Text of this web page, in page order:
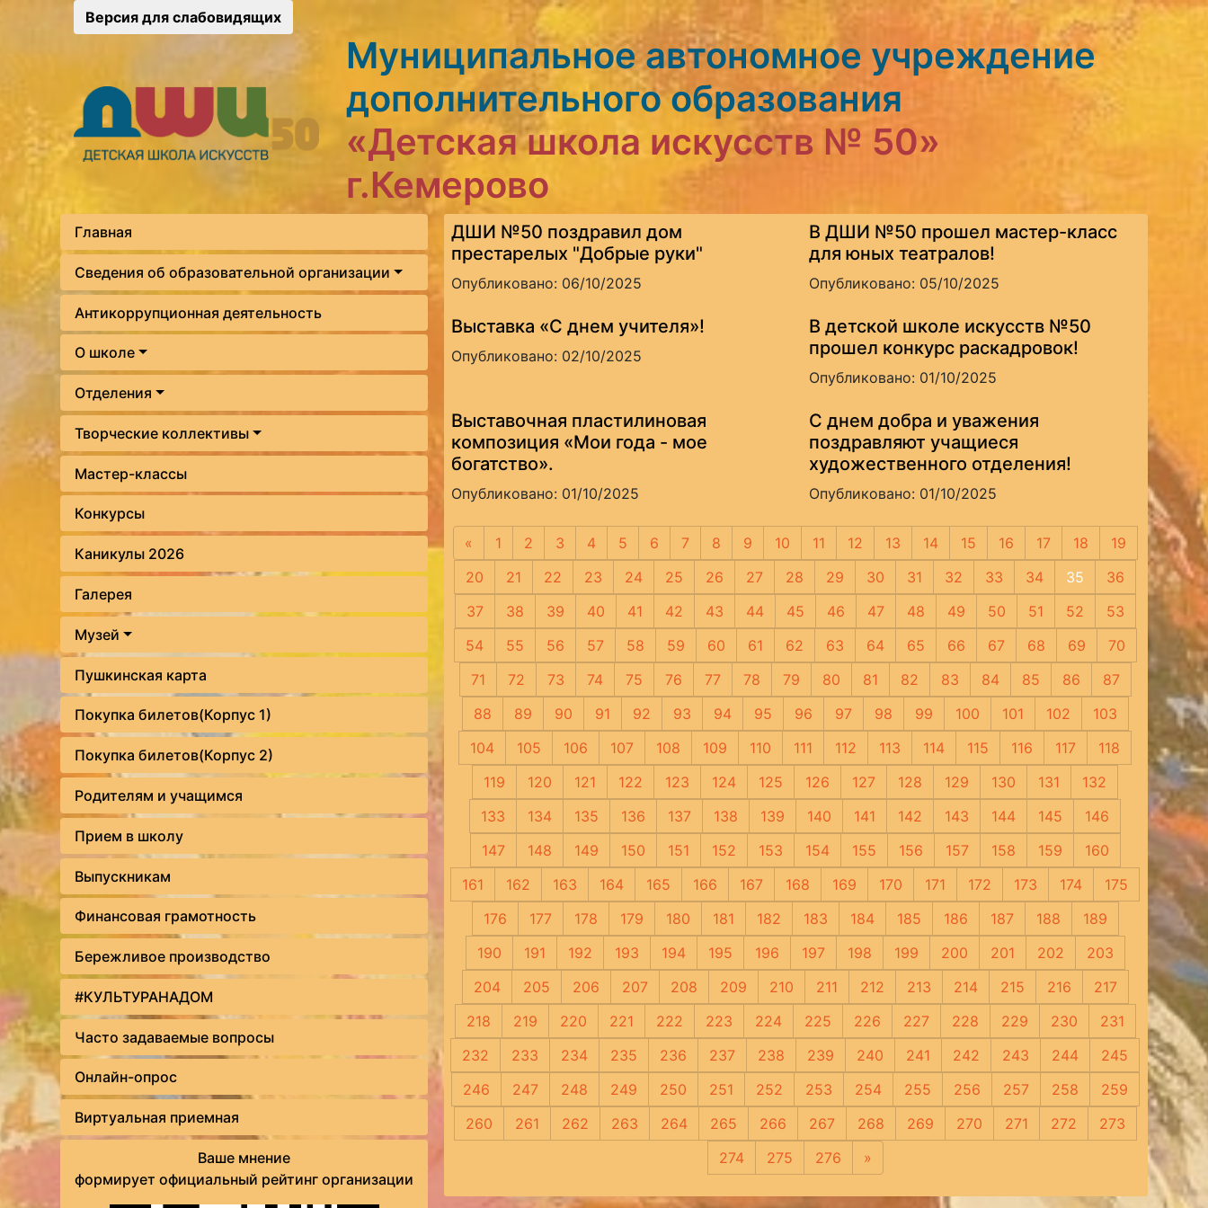
Версия для слабовидящих
Муниципальное автономное учреждение
дополнительного образования
«Детская школа искусств № 50»
г.Кемерово
Главная
Сведения об образовательной организации
Антикоррупционная деятельность
О школе
Отделения
Творческие коллективы
Мастер-классы
Конкурсы
Каникулы 2026
Галерея
Музей
Пушкинская карта
Покупка билетов(Корпус 1)
Покупка билетов(Корпус 2)
Родителям и учащимся
Прием в школу
Выпускникам
Финансовая грамотность
Бережливое производство
#КУЛЬТУРАНАДОМ
Часто задаваемые вопросы
Онлайн-опрос
Виртуальная приемная
Ваше мнение
формирует официальный рейтинг организации
ДШИ №50 поздравил дом
престарелых "Добрые руки"
Опубликовано: 06/10/2025
В ДШИ №50 прошел мастер-класс
для юных театралов!
Опубликовано: 05/10/2025
Выставка «С днем учителя»!
Опубликовано: 02/10/2025
В детской школе искусств №50
прошел конкурс раскадровок!
Опубликовано: 01/10/2025
Выставочная пластилиновая
композиция «Мои года - мое
богатство».
Опубликовано: 01/10/2025
С днем добра и уважения
поздравляют учащиеся
художественного отделения!
Опубликовано: 01/10/2025
« Предыдущая
1 2 3 4 5 6 7 8 9 10 11 12 13 14 15 16 17 18
19
20
21 22 23 24 25 26 27 28 29 30 31 32 33 34 35
36
37
38 39 40 41 42 43 44 45 46 47 48 49 50 51 52
53
54
55 56 57 58 59 60 61 62 63 64 65 66 67 68 69
70
71
72 73 74 75 76 77 78 79 80 81 82 83 84 85 86
87
88
89 90 91 92 93 94 95 96 97 98 99 100 101 102
103
104
105 106 107 108 109 110 111 112 113 114 115 116 117
118
119
120 121 122 123 124 125 126 127 128 129 130 131
132
133
134 135 136 137 138 139 140 141 142 143 144 145
146
147
148 149 150 151 152 153 154 155 156 157 158 159
160
161
162 163 164 165 166 167 168 169 170 171 172 173 174
175
176
177 178 179 180 181 182 183 184 185 186 187 188
189
190
191 192 193 194 195 196 197 198 199 200 201 202
203
204
205 206 207 208 209 210 211 212 213 214 215 216
217
218
219 220 221 222 223 224 225 226 227 228 229 230
231
232
233 234 235 236 237 238 239 240 241 242 243 244
245
246
247 248 249 250 251 252 253 254 255 256 257 258
259
260
261 262 263 264 265 266 267 268 269 270 271 272
273
274
275 276 »